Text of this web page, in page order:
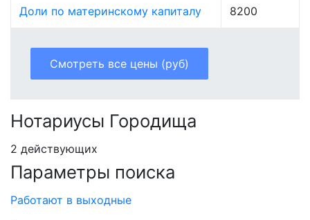
Доли по материнскому капиталу 8200
Смотреть все цены (руб)
Нотариусы Городища
2 действующих
Параметры поиска
Работают в выходные